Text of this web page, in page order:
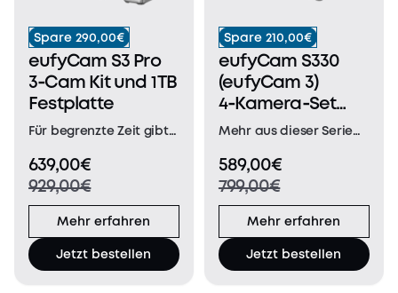
Spare 290,00€
eufyCam S3 Pro
3‑Cam Kit und 1 TB
Festplatte
Für begrenzte Zeit gibt
SmartTrack für
eufyCam S3 Pro. Der
SmartTrack ist nur in
begrenzter Stückzahl
verfügbar und wird
nach dem
639,00€
929,00€
Mehr erfahren
Jetzt bestellen
Spare 210,00€
eufyCam S330
(eufyCam 3)
4‑Kamera‑Set
und 1TB
Mehr aus dieser Serie
NACHTSICHT IN FARBE
STRAPAZIERFÄHIGES
DESIGN LOKALE
ERWEITERBARE
SPEICHERUNG* SMARTE
ERKENNUNG MIT
589,00€
799,00€
Mehr erfahren
Jetzt bestellen